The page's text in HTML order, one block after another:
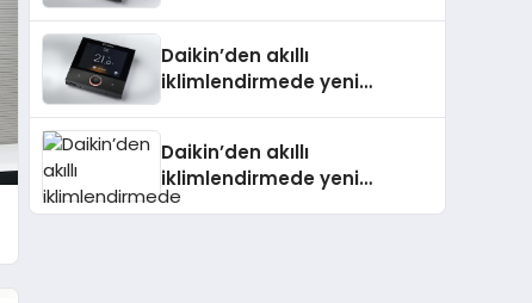
Daikin’den akıllı
iklimlendirmede yeni
Daikin’den akıllı
iklimlendirmede yeni
dönem: Madoka Plus